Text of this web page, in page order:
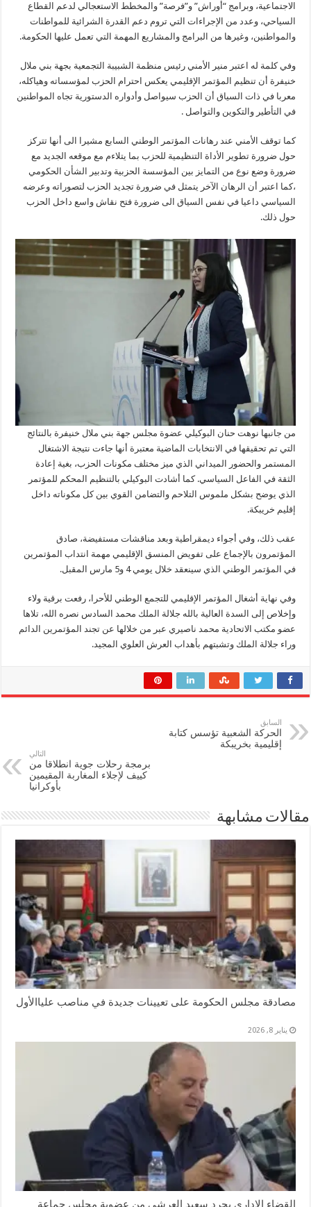
الاجتماعية، وبرامج “أوراش” و”فرصة” والمخطط الاستعجالي لدعم القطاع
السياحي، وعدد من الإجراءات التي تروم دعم القدرة الشرائية للمواطنات
والمواطنين، وغيرها من البرامج والمشاريع المهمة التي تعمل عليها الحكومة.
وفي كلمة له اعتبر منير الأمني رئيس منظمة الشبيبة التجمعية بجهة بني ملال
خنيفرة أن تنظيم المؤتمر الإقليمي يعكس احترام الحزب لمؤسساته وهياكله،
معربا في ذات السياق أن الحزب سيواصل وأدواره الدستورية تجاه المواطنين
في التأطير والتكوين والتواصل .
كما توقف الأمني عند رهانات المؤتمر الوطني السابع مشيرا الى أنها تتركز
حول ضرورة تطوير الأداة التنظيمية للحزب بما يتلاءم مع موقعه الجديد مع
ضرورة وضع نوع من التمايز بين المؤسسة الحزبية وتدبير الشأن الحكومي
،كما اعتبر أن الرهان الآخر يتمثل في ضرورة تجديد الحزب لتصوراته وعرضه
السياسي داعيا في نفس السياق الى ضرورة فتح نقاش واسع داخل الحزب
حول ذلك.
من جانبها نوهت حنان البوكيلي عضوة مجلس جهة بني ملال خنيفرة بالنتائج
التي تم تحقيقها في الانتخابات الماضية معتبرة أنها جاءت نتيجة الاشتغال
المستمر والحضور الميداني الذي ميز مختلف مكونات الحزب، بغية إعادة
الثقة في الفاعل السياسي. كما أشادت البوكيلي بالتنظيم المحكم للمؤتمر
الذي يوضح بشكل ملموس التلاحم والتضامن القوي بين كل مكوناته داخل
إقليم خريبكة.
عقب ذلك، وفي أجواء ديمقراطية وبعد مناقشات مستفيضة، صادق
المؤتمرون بالإجماع على تفويض المنسق الإقليمي مهمة انتداب المؤتمرين
في المؤتمر الوطني الذي سينعقد خلال يومي 4 و5 مارس المقبل.
وفي نهاية أشغال المؤتمر الإقليمي للتجمع الوطني للأحرا، رفعت برقية ولاء
وإخلاص إلى السدة العالية بالله جلالة الملك محمد السادس نصره الله، تلاها
عضو مكتب الاتحادية محمد ناصيري عبر من خلالها عن تجند المؤتمرين الدائم
وراء جلالة الملك وتشبتهم بأهداب العرش العلوي المجيد.
السابق
الحركة الشعبية تؤسس كتابة
إقليمية بخريبكة
التالي
برمجة رحلات جوية انطلاقا من
كييف لإجلاء المغاربة المقيمين
بأوكرانيا
مقالات مشابهة
مصادقة مجلس الحكومة على تعيينات جديدة في مناصب علياالأول
يناير 8, 2026
القضاء الإداري يجرد سعيد العرشي من عضوية مجلس جماعة